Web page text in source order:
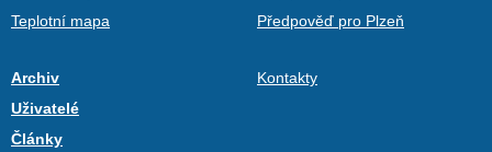
Teplotní mapa
Předpověď pro Plzeň
Archiv
Uživatelé
Články
Kontakty